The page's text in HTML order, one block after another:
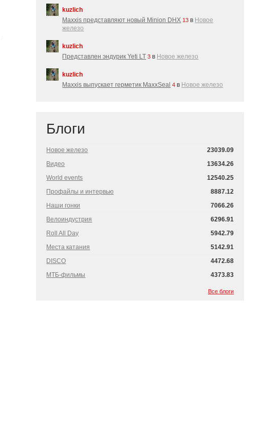
kuzlich
Maxxis представляют новый Minion DHX 13 в Новое
железо
kuzlich
Представлен эндурик Yeti LT 3 в Новое железо
kuzlich
Maxxis выпускает герметик MaxxSeal 4 в Новое железо
Блоги
Новое железо
23039.09
Видео
13634.26
World events
12540.25
Профайлы и интервью
8887.12
Наши гонки
7066.26
Велоиндустрия
6296.91
Roll All Day
5942.79
Места катания
5142.91
DISCO
4472.68
МТБ-фильмы
4373.83
Все блоги